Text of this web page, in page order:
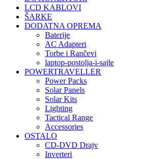
LCD KABLOVI
ŠARKE
DODATNA OPREMA
Baterije
AC Adapteri
Torbe i Rančevi
laptop-postolja-i-sajle
POWERTRAVELLER
Power Packs
Solar Panels
Solar Kits
Lighting
Tactical Range
Accessories
OSTALO
CD-DVD Drajv
Inverteri